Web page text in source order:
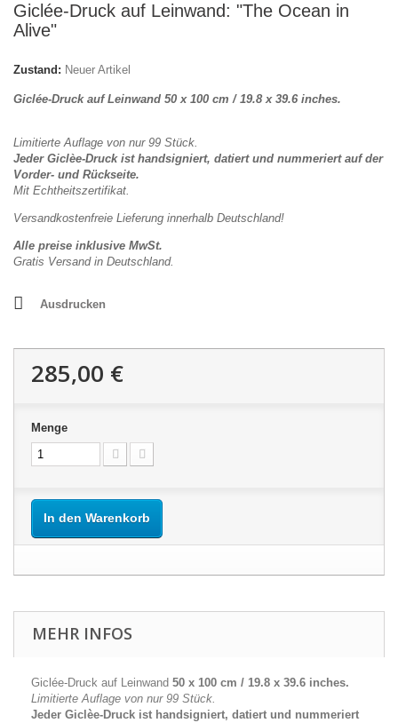
Giclée-Druck auf Leinwand: "The Ocean in
Alive"
Zustand: Neuer Artikel
Giclée-Druck auf Leinwand 50 x 100 cm / 19.8 x 39.6 inches.
Limitierte Auflage von nur 99 Stück.
Jeder Giclèe-Druck ist handsigniert, datiert und nummeriert auf der
Vorder- und Rückseite.
Mit Echtheitszertifikat.
Versandkostenfreie Lieferung innerhalb Deutschland!
Alle preise inklusive MwSt.
Gratis Versand in Deutschland.
Ausdrucken
285,00 €
Menge
In den Warenkorb
MEHR INFOS
Giclée-Druck auf Leinwand 50 x 100 cm / 19.8 x 39.6 inches.
Limitierte Auflage von nur 99 Stück.
Jeder Giclèe-Druck ist handsigniert, datiert und nummeriert